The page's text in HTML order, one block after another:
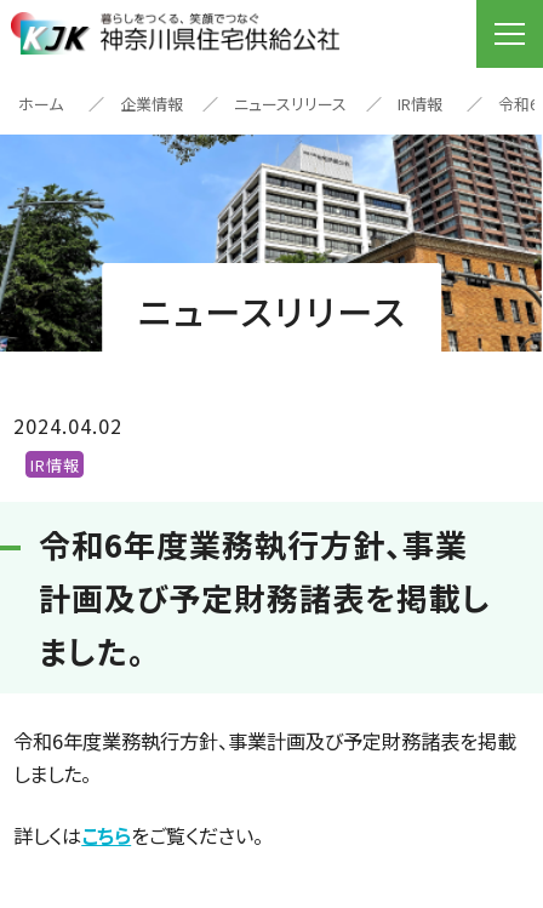
ホーム 企業情報 ニュースリリース IR情報 令和6
ニュースリリース
2024.04.02
IR情報
令和6年度業務執行方針、事業
計画及び予定財務諸表を掲載し
ました。
令和6年度業務執行方針、事業計画及び予定財務諸表を掲載
しました。
詳しくはこちらをご覧ください。